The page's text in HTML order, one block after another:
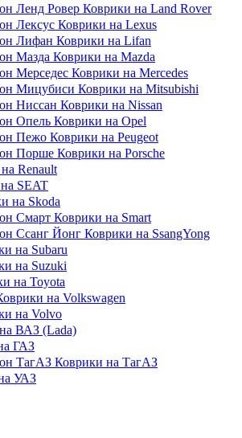
Коврики на Land Rover
Коврики на Lexus
Коврики на Lifan
Коврики на Mazda
Коврики на Mercedes
Коврики на Mitsubishi
Коврики на Nissan
Коврики на Opel
Коврики на Peugeot
Коврики на Porsche
Renault
SEAT
на Skoda
Коврики на Smart
Коврики на SsangYong
на Subaru
на Suzuki
на Toyota
на Volkswagen
на Volvo
ВАЗ (Lada)
ГАЗ
Коврики на ТагАЗ
УАЗ